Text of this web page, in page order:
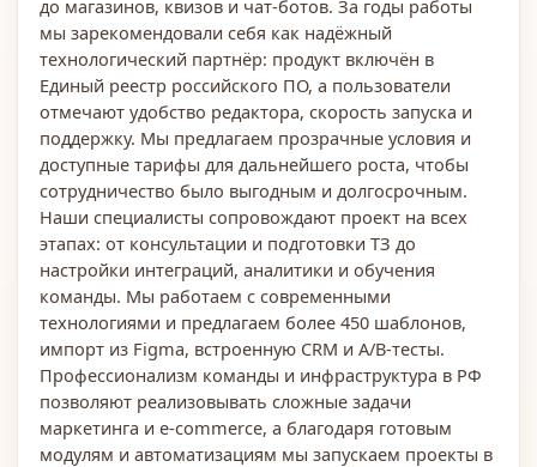
до магазинов, квизов и чат-ботов. За годы работы
мы зарекомендовали себя как надёжный
технологический партнёр: продукт включён в
Единый реестр российского ПО, а пользователи
отмечают удобство редактора, скорость запуска и
поддержку. Мы предлагаем прозрачные условия и
доступные тарифы для дальнейшего роста, чтобы
сотрудничество было выгодным и долгосрочным.
Наши специалисты сопровождают проект на всех
этапах: от консультации и подготовки ТЗ до
настройки интеграций, аналитики и обучения
команды. Мы работаем с современными
технологиями и предлагаем более 450 шаблонов,
импорт из Figma, встроенную CRM и A/B-тесты.
Профессионализм команды и инфраструктура в РФ
позволяют реализовывать сложные задачи
маркетинга и e-commerce, а благодаря готовым
модулям и автоматизациям мы запускаем проекты в